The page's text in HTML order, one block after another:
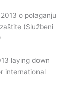
o polaganju
(Službeni
laying down
international